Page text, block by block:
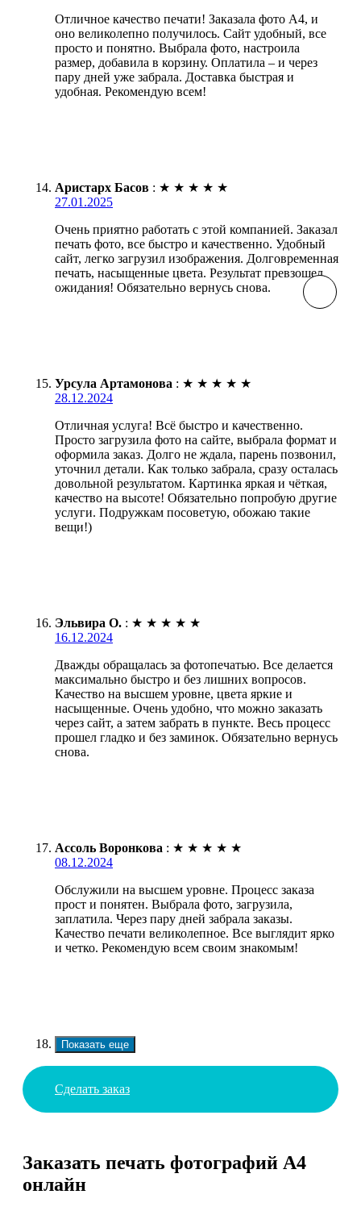
Отличное качество печати! Заказала фото А4, и
оно великолепно получилось. Сайт удобный, все
просто и понятно. Выбрала фото, настроила
размер, добавила в корзину. Оплатила – и через
пару дней уже забрала. Доставка быстрая и
удобная. Рекомендую всем!
Аристарх Басов : ★ ★ ★ ★ ★
27.01.2025
Очень приятно работать с этой компанией. Заказал
печать фото, все быстро и качественно. Удобный
сайт, легко загрузил изображения. Долговременная
печать, насыщенные цвета. Результат превзошел
ожидания! Обязательно вернусь снова.
Урсула Артамонова : ★ ★ ★ ★ ★
28.12.2024
Отличная услуга! Всё быстро и качественно.
Просто загрузила фото на сайте, выбрала формат и
оформила заказ. Долго не ждала, парень позвонил,
уточнил детали. Как только забрала, сразу осталась
довольной результатом. Картинка яркая и чёткая,
качество на высоте! Обязательно попробую другие
услуги. Подружкам посоветую, обожаю такие
вещи!)
Эльвира О. : ★ ★ ★ ★ ★
16.12.2024
Дважды обращалась за фотопечатью. Все делается
максимально быстро и без лишних вопросов.
Качество на высшем уровне, цвета яркие и
насыщенные. Очень удобно, что можно заказать
через сайт, а затем забрать в пункте. Весь процесс
прошел гладко и без заминок. Обязательно вернусь
снова.
Ассоль Воронкова : ★ ★ ★ ★ ★
08.12.2024
Обслужили на высшем уровне. Процесс заказа
прост и понятен. Выбрала фото, загрузила,
заплатила. Через пару дней забрала заказы.
Качество печати великолепное. Все выглядит ярко
и четко. Рекомендую всем своим знакомым!
Показать еще
Сделать заказ
Заказать печать фотографий А4
онлайн